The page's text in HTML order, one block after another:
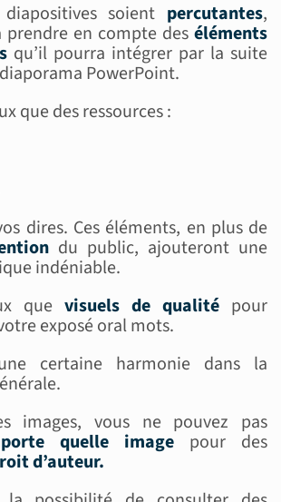
soient percutantes,
prendre en compte deséléments
qu’il pourra intégrer par la suite
PowerPoint.
que des ressources :
dires. Ces éléments, en plus de
du public, ajouteront une
indéniable.
quevisuels de qualité pour
exposé oral mots.
certaine harmonie dans la
images, vous ne pouvez pas
quelle image pour des
d’auteur.